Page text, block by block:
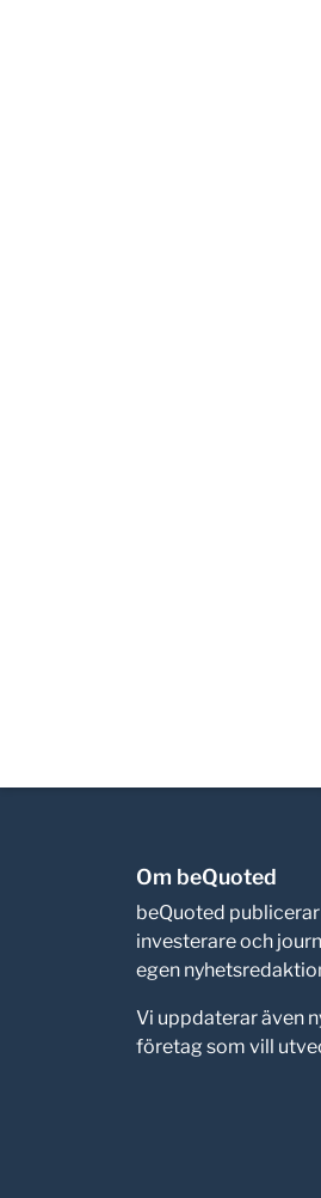
Om beQuoted
beQuoted
investerare och
egen
Vi uppdaterar även
företag som vill